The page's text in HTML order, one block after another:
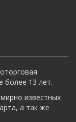
более 13 лет.
известных
а так же